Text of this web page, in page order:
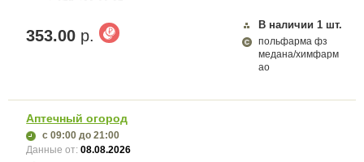
353.00 р.
В наличии 1 шт.
польфарма фз
медана/химфарм
ао
Аптечный огород
с 09:00 до 21:00
Данные от:08.08.2026